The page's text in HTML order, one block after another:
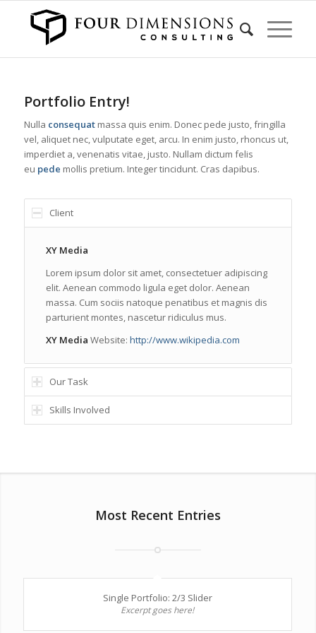
Portfolio Entry!
Nulla consequatmassa quis enim. Donec pede justo, fringilla
vel, aliquet nec, vulputate eget, arcu. In enim justo, rhoncus ut,
imperdiet a, venenatis vitae, justo. Nullam dictum felis
eu pede mollis pretium. Integer tincidunt. Cras dapibus.
Client
XY Media
Lorem ipsum dolor sit amet, consectetuer adipiscing
elit. Aenean commodo ligula eget dolor. Aenean
massa. Cum sociis natoque penatibus et magnis dis
parturient montes, nascetur ridiculus mus.
XY Media Website: http://www.wikipedia.com
Our Task
Skills Involved
Most Recent Entries
Single Portfolio: 2/3 Slider
Excerpt goes here!